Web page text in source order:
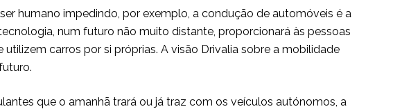
humano impedindo, por exemplo, a condução de automóveis é a
num futuro não muito distante, proporcionará às pessoas
carros por si próprias. A visão Drivalia sobre a mobilidade
que o amanhã trará ou já traz com os veículos autónomos, a